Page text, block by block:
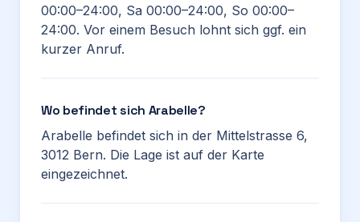
00:00–24:00, Sa 00:00–24:00, So 00:00–
24:00. Vor einem Besuch lohnt sich ggf. ein
kurzer Anruf.
Wo befindet sich Arabelle?
Arabelle befindet sich in der Mittelstrasse 6,
3012 Bern. Die Lage ist auf der Karte
eingezeichnet.